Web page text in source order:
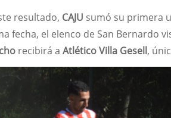
resultado, CAJU sumó su primera
fecha, el elenco de San Bernardo
recibirá aAtlético Villa Gesell,